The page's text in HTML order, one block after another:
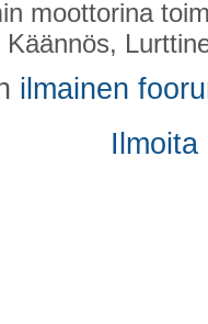
moottorina
Käännös,
ilmainen